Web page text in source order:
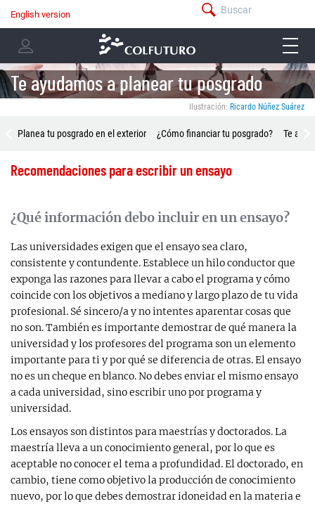
Pasar
contenido
principal
menú
barra
superior
English version Buscar
principal
menu
user
menu
Te ayudamos a planear tu posgrado
Ilustración: Ricardo Núñez Suárez
Asesoría
Planea tu posgrado en el exterior ¿Cómo financiar tu posgrado? Te
Recomendaciones para escribir un ensayo
¿Qué información debo incluir en un ensayo?
Las universidades exigen que el ensayo sea claro,
consistente y contundente. Establece un hilo conductor que
exponga las razones para llevar a cabo el programa y cómo
coincide con los objetivos a mediano y largo plazo de tu vida
profesional. Sé sincero/a y no intentes aparentar cosas que
no son. También es importante demostrar de qué manera la
universidad y los profesores del programa son un elemento
importante para ti y por qué se diferencia de otras. El ensayo
no es un cheque en blanco. No debes enviar el mismo ensayo
a cada universidad, sino escribir uno por programa y
universidad.
Los ensayos son distintos para maestrías y doctorados. La
maestría lleva a un conocimiento general, por lo que es
aceptable no conocer el tema a profundidad. El doctorado, en
cambio, tiene como objetivo la producción de conocimiento
nuevo, por lo que debes demostrar idoneidad en la materia e